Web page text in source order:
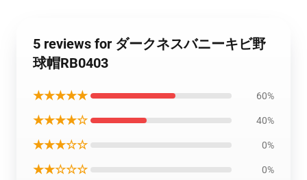
5 reviews for ダークネスバニーキビ野
球帽RB0403
★★★★★ 60%
★★★★☆ 40%
★★★☆☆ 0%
★★☆☆☆ 0%